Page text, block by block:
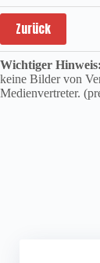
Zurück
Wichtiger Hinweis:
keine Bilder von
Medienvertreter.